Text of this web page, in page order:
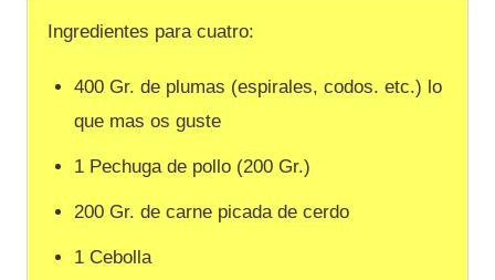
Ingredientes para cuatro:
400 Gr. de plumas (espirales, codos. etc.) lo
que mas os guste
1 Pechuga de pollo (200 Gr.)
200 Gr. de carne picada de cerdo
1 Cebolla